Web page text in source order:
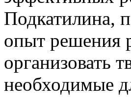
Подкатилина,
опыт решения
организовать
необходимые